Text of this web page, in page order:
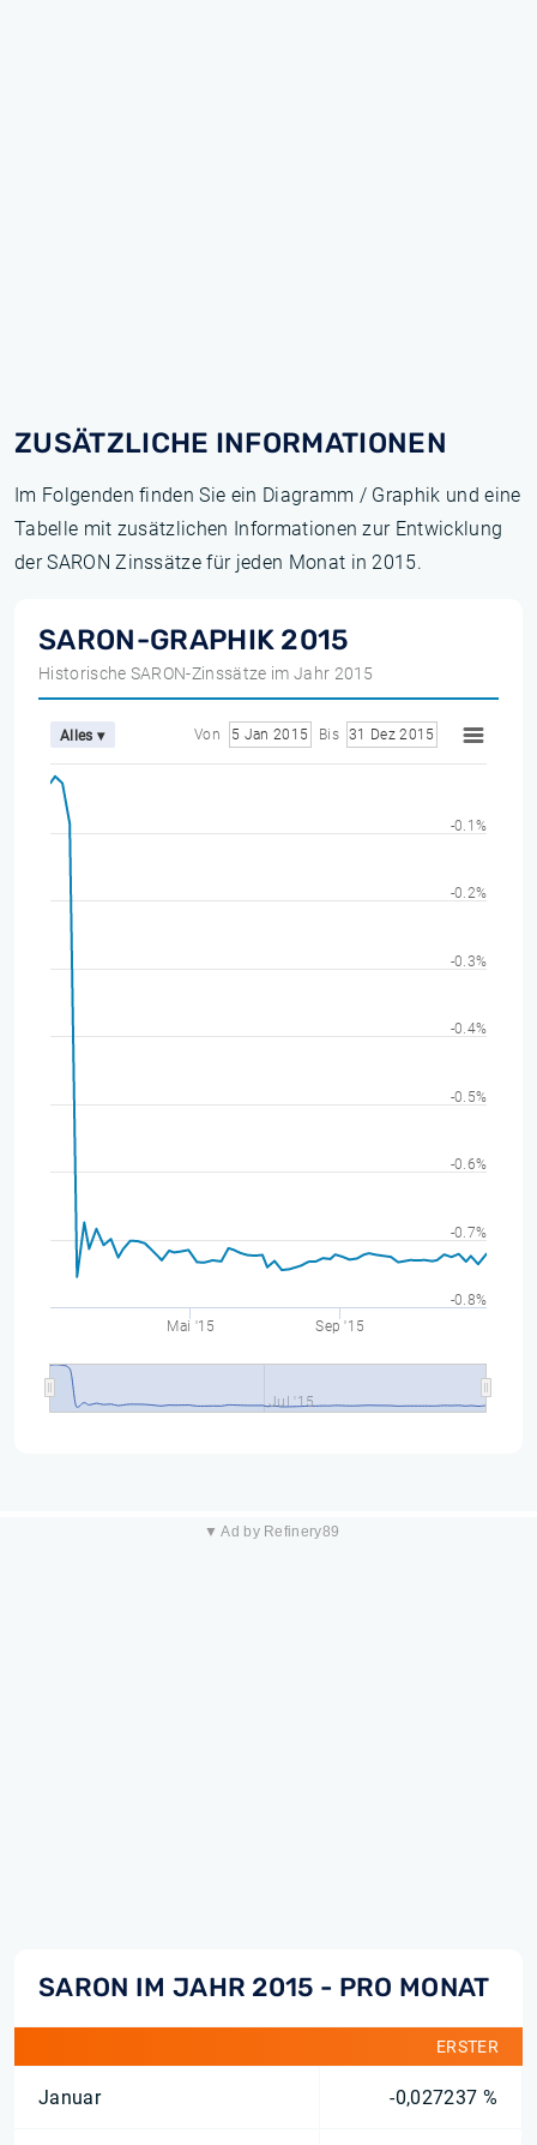
ZUSÄTZLICHE INFORMATIONEN
Im Folgenden finden Sie ein Diagramm / Graphik und eine
Tabelle mit zusätzlichen Informationen zur Entwicklung
der SARON Zinssätze für jeden Monat in 2015.
SARON-GRAPHIK 2015
Historische SARON-Zinssätze im Jahr 2015
Alles ▾ Von 5 Jan 2015 Bis 31 Dez 2015
Mai '15 Sep '15
Jul '15
-0.8%
-0.7%
-0.6%
-0.5%
-0.4%
-0.3%
-0.2%
-0.1%
▼ Ad by Refinery89
SARON IM JAHR 2015 - PRO MONAT
ERSTER
Januar -0,027237 %